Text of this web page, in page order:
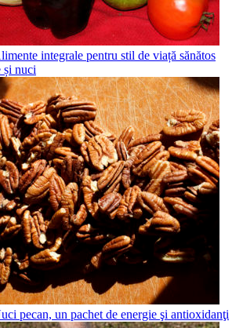
integrale pentru stil de viață sănătos
și nuci
pecan, un pachet de energie şi antioxidanţi